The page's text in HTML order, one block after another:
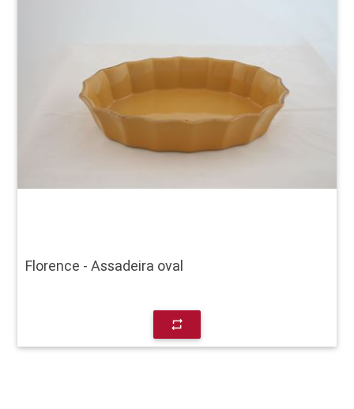
Florence - Assadeira oval
repeat